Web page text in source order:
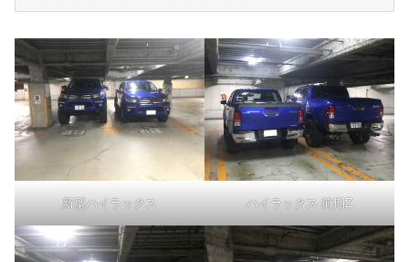
新型ハイラックス ハイラックス-前期Z